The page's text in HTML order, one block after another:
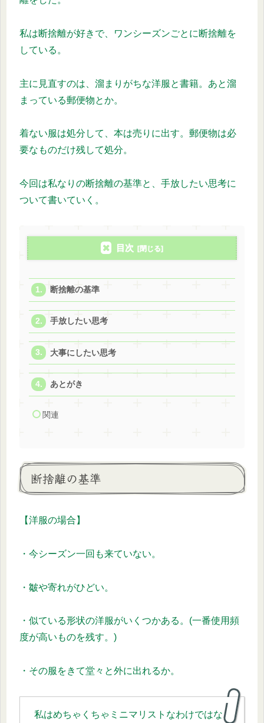
私は断捨離が好きで、ワンシーズンごとに断捨離を
している。
主に見直すのは、溜まりがちな洋服と書籍。あと溜
まっている郵便物とか。
着ない服は処分して、本は売りに出す。郵便物は必
要なものだけ残して処分。
今回は私なりの断捨離の基準と、手放したい思考に
ついて書いていく。
目次
断捨離の基準
手放したい思考
大事にしたい思考
あとがき
関連
断捨離の基準
【洋服の場合】
・今シーズン一回も来ていない。
・皺や寄れがひどい。
・似ている形状の洋服がいくつかある。(一番使用頻
度が高いものを残す。)
・その服をきて堂々と外に出れるか。
私はめちゃくちゃミニマリストなわけではな